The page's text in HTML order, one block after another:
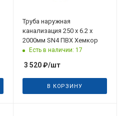
Труба наружная
канализация 250 х 6.2 х
2000мм SN4 ПВХ Хемкор
Есть в наличии: 17
3 520₽/шт
В КОРЗИНУ